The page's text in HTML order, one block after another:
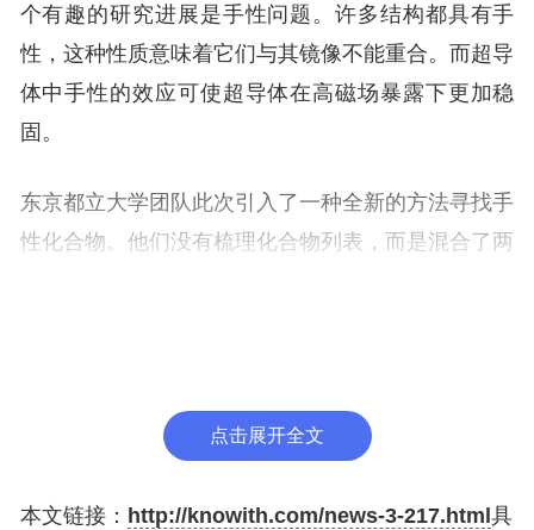
个有趣的研究进展是手性问题。许多结构都具有手
性，这种性质意味着它们与其镜像不能重合。而超导
体中手性的效应可使超导体在高磁场暴露下更加稳
固。
东京都立大学团队此次引入了一种全新的方法寻找手
性化合物。他们没有梳理化合物列表，而是混合了两
出一种同时具有手性晶体结构和超导性的新材料。
该团队首先研究了不同的混合物比例，发现在大约8
点击展开全文
本文链接： http://knowith.com/news-3-217.html 具